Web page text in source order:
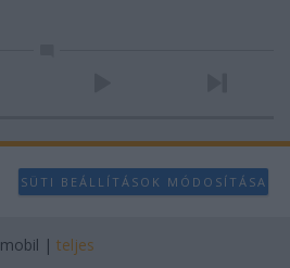
SÜTI BEÁLLÍTÁSOK MÓDOSÍTÁSA
mobil | teljes